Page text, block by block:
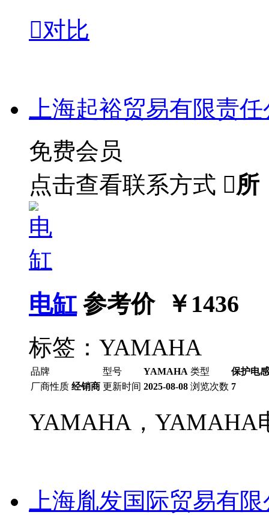
对比
上海起裕贸易有限责
免费会员
点击查看联系方式 所
电缸 参考价 ￥ 1436
标签：YAMAHA
品牌 型号 YAMAHA 类型
保护电感
厂商性质 经销商 更新时间 2025-08-08 浏览次数 7
YAMAHA，YAMAHA
上海胤发国际贸易有